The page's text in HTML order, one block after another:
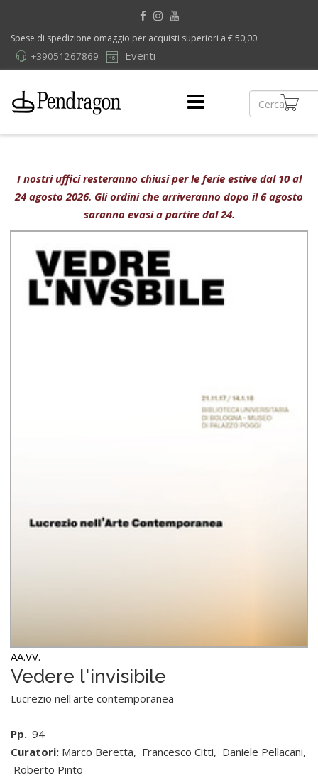
Spese di spedizione omaggio per acquisti superiori a € 50,00
Eventi
+39051267869
I nostri uffici resteranno chiusi per le ferie estive dal 10 al
24 agosto 2026. Gli ordini che arriveranno dopo il 6 agosto
saranno evasi a partire dal 24.
AA.VV.
Vedere l'invisibile
Lucrezio nell'arte contemporanea
Pp. 94
Curatori: Marco Beretta, Francesco Citti, Daniele Pellacani,
Roberto Pinto